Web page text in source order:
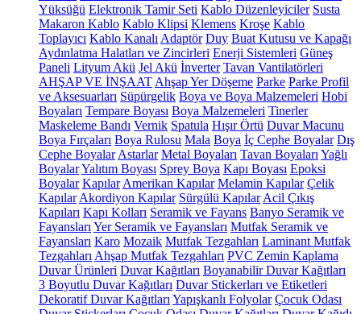
Yüksüğü Elektronik Tamir Seti Kablo Düzenleyiciler Susta
Makaron Kablo Kablo Klipsi Klemens Kroşe Kablo
Toplayıcı Kablo Kanalı Adaptör Duy Buat Kutusu ve Kapağı
Aydınlatma Halatları ve Zincirleri Enerji Sistemleri Güneş
Paneli Lityum Akü Jel Akü İnverter Tavan Vantilatörleri
AHŞAP VE İNŞAAT Ahşap Yer Döşeme Parke Parke Profil
ve Aksesuarları Süpürgelik Boya ve Boya Malzemeleri Hobi
Boyaları Tempare Boyası Boya Malzemeleri Tinerler
Maskeleme Bandı Vernik Spatula Hışır Örtü Duvar Macunu
Boya Fırçaları Boya Rulosu Mala Boya İç Cephe Boyalar Dış
Cephe Boyalar Astarlar Metal Boyaları Tavan Boyaları Yağlı
BoyalarYalıtım Boyası Sprey Boya Kapı Boyası Epoksi
Boyalar Kapılar Amerikan Kapılar Melamin Kapılar Çelik
Kapılar Akordiyon Kapılar Sürgülü Kapılar Acil Çıkış
Kapıları Kapı Kolları Seramik ve Fayans Banyo Seramik ve
Fayansları Yer Seramik ve Fayansları Mutfak Seramik ve
Fayansları Karo Mozaik Mutfak Tezgahları Laminant Mutfak
Tezgahları Ahşap Mutfak Tezgahları PVC Zemin Kaplama
Duvar Ürünleri Duvar Kağıtları Boyanabilir Duvar Kağıtları
3 Boyutlu Duvar Kağıtları Duvar Stickerları ve Etiketleri
Dekoratif Duvar Kağıtları Yapışkanlı Folyolar Çocuk Odası